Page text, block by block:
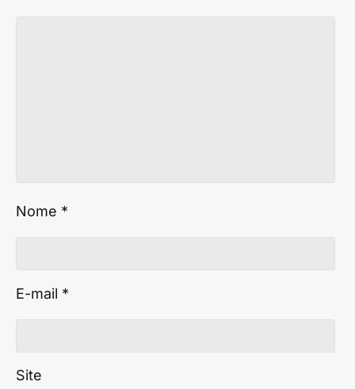
Nome *
E-mail *
Site